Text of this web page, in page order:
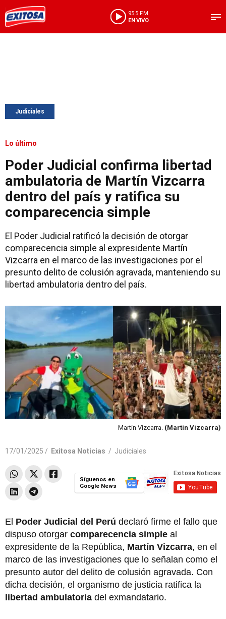
95.5 FM
EN VIVO
Judiciales
Lo último
Poder Judicial confirma libertad
ambulatoria de Martín Vizcarra
dentro del país y ratifica su
comparecencia simple
El Poder Judicial ratificó la decisión de otorgar
comparecencia simple al expresidente Martín
Vizcarra en el marco de las investigaciones por el
presunto delito de colusión agravada, manteniendo su
libertad ambulatoria dentro del país.
Martín Vizcarra. (Martín Vizcarra)
17/01/2025 / Exitosa Noticias / Judiciales
Síguenos en
Google News
El Poder Judicial del Perú declaró firme el fallo que
dispuso otorgar comparecencia simple al
expresidente de la República, Martín Vizcarra, en el
marco de las investigaciones que lo señalan como el
presunto autor del delito de colusión agravada. Con
dicha decisión, el organismo de justicia ratifica la
libertad ambulatoria del exmandatario.